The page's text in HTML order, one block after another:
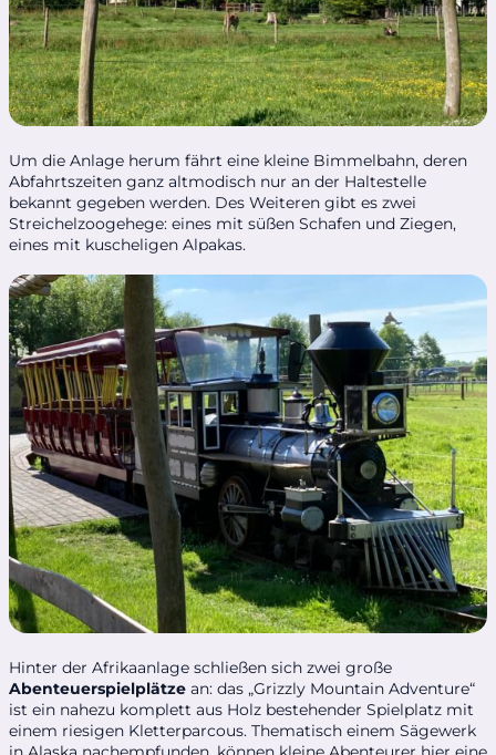
Um die Anlage herum fährt eine kleine Bimmelbahn, deren
Abfahrtszeiten ganz altmodisch nur an der Haltestelle
bekannt gegeben werden. Des Weiteren gibt es zwei
Streichelzoogehege: eines mit süßen Schafen und Ziegen,
eines mit kuscheligen Alpakas.
Hinter der Afrikaanlage schließen sich zwei große
Abenteuerspielplätze an: das „Grizzly Mountain Adventure“
ist ein nahezu komplett aus Holz bestehender Spielplatz mit
einem riesigen Kletterparcous. Thematisch einem Sägewerk